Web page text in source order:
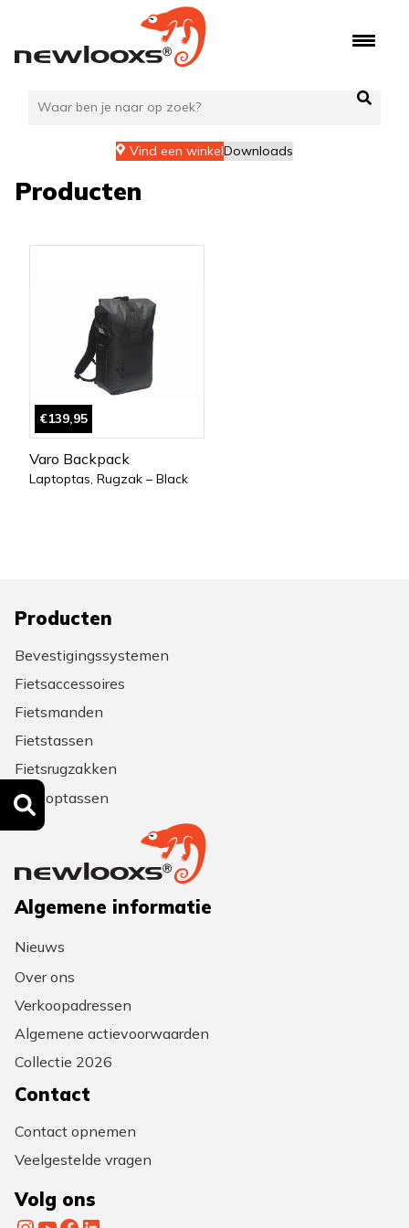
de
Vind een winkelDownloads
Producten
€139,95
Varo Backpack
Laptoptas, Rugzak – Black
Producten
Bevestigingssystemen
Fietsaccessoires
Fietsmanden
Fietstassen
Fietsrugzakken
Laptoptassen
Algemene informatie
Nieuws
Over ons
Verkoopadressen
Algemene actievoorwaarden
Collectie 2026
Contact
Contact opnemen
Veelgestelde vragen
Volg ons